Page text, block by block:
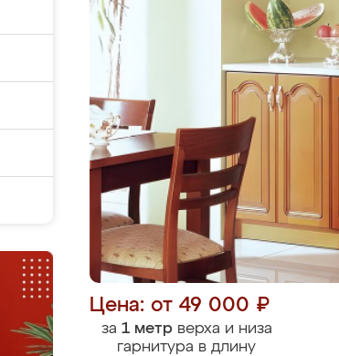
Цена: от 49 000 ₽
за 1 метрверха и низа
гарнитура в длину